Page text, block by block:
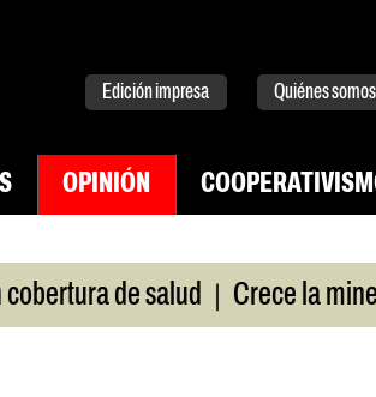
Edición impresa Quiénes somos
OPINIÓN
de salud | Crece la minería |